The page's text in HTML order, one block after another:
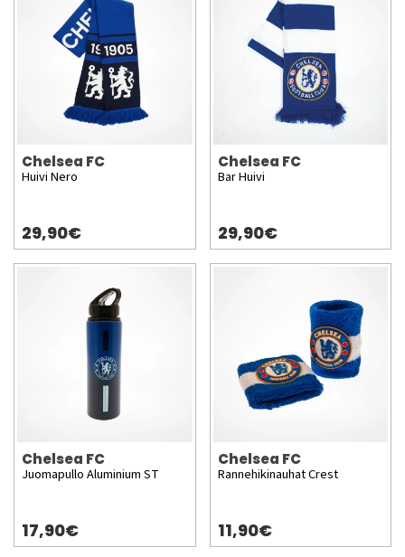
Chelsea FC
Huivi Nero
29,90€
Chelsea FC
Bar Huivi
29,90€
Chelsea FC
Juomapullo Aluminium ST
17,90€
Chelsea FC
Rannehikinauhat Crest
11,90€